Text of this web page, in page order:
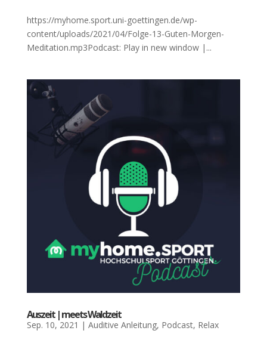
https://myhome.sport.uni-goettingen.de/wp-
content/uploads/2021/04/Folge-13-Guten-Morgen-
Meditation.mp3Podcast: Play in new window |...
Aus­zeit | meets Wald­zeit
Sep. 10, 2021 | Auditive Anleitung, Podcast, Relax